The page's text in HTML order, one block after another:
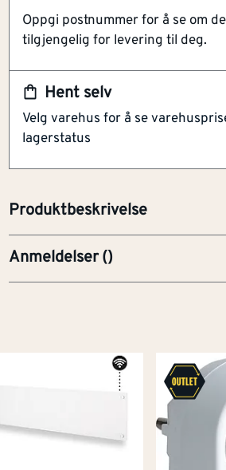
Hent selv
Velg varehus for å se
lagerstatus
Oppgi postnummer for å se om
tilgjengelig for levering til deg.
Produktbeskrivelse
NOBB 51052453
Artikkelnummer 101308072
Anmeldelser()